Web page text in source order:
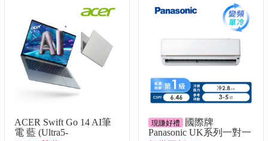
ACER Swift Go 14 AI筆
電 藍 (Ultra5-
現賺好禮
國際牌
Panasonic UK系列一對一